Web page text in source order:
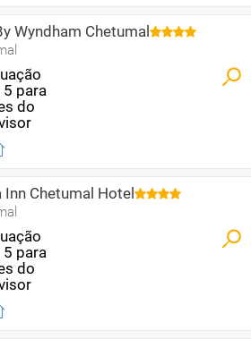
Wyndham Chetumal
Inn Chetumal Hotel